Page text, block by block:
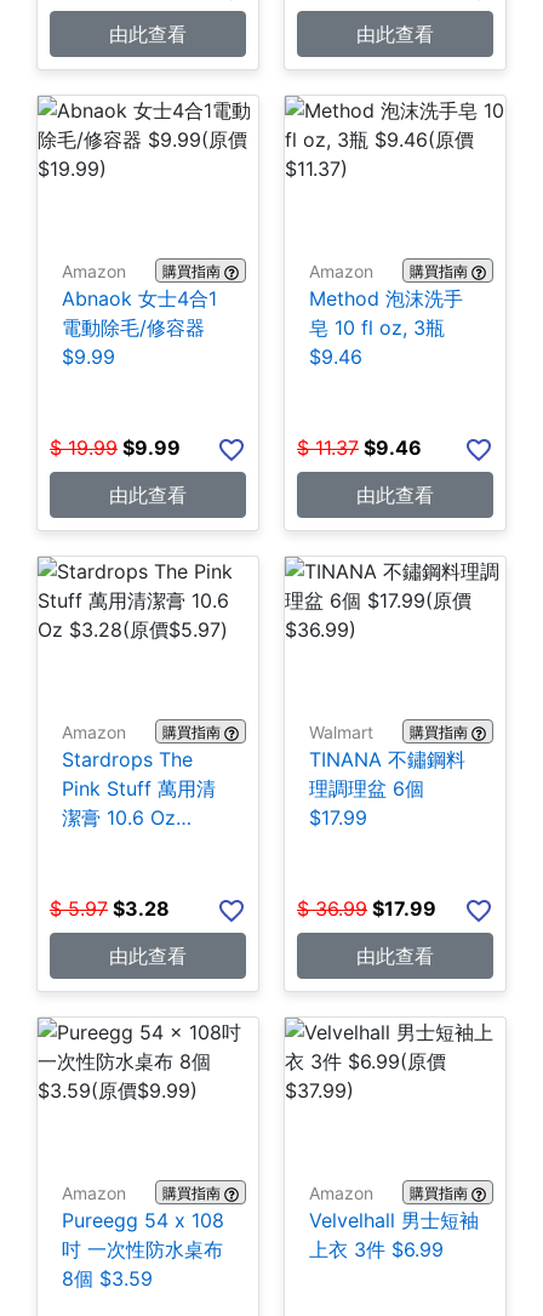
由此查看
由此查看
Amazon 購買指南
Abnaok 女士4合1
電動除毛/修容器
$9.99
$ 19.99 $9.99
由此查看
Amazon 購買指南
Method 泡沫洗手
皂 10 fl oz, 3瓶
$9.46
$ 11.37 $9.46
由此查看
Amazon 購買指南
Stardrops The
Pink Stuff 萬用清
潔膏 10.6 Oz
$ 5.97 $3.28
由此查看
Walmart 購買指南
TINANA 不鏽鋼料
理調理盆 6個
$17.99
$ 36.99 $17.99
由此查看
Amazon 購買指南
Pureegg 54 x 108
吋 一次性防水桌布
8個 $3.59
Amazon 購買指南
Velvelhall 男士短袖
上衣 3件 $6.99